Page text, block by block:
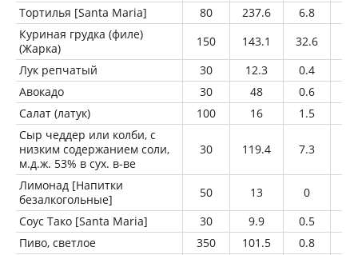
Тортилья [Santa Maria] 80 237.6 6.8
Куриная грудка (филе)
(Жарка)
150 143.1 32.6
Лук репчатый
30 12.3 0.4
Авокадо
30 48 0.6
Салат (латук)
100 16 1.5
Сыр чеддер или колби, с
низким содержанием соли,
м.д.ж. 53% в сух. в-ве
30 119.4 7.3
Лимонад [Напитки
безалкогольные]
50 13 0
Соус Тако [Santa Maria]
30 9.9 0.5
Пиво, светлое
350 101.5 0.8